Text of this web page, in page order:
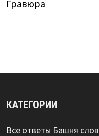
Гравюра
КАТЕГОРИИ
Все ответы Башня слов